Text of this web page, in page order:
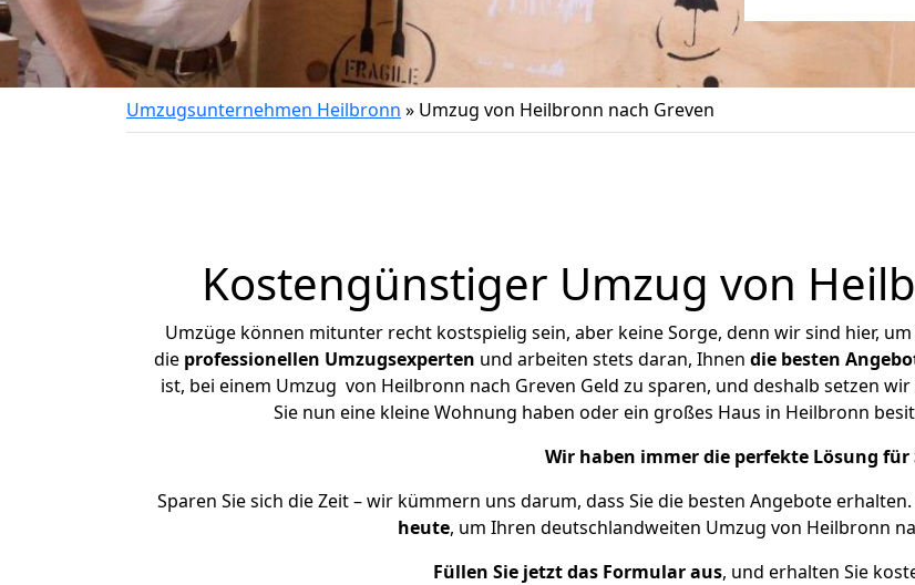
Umzugsunternehmen Heilbronn » Umzug von Heilbronn nach Greven
Kostengünstiger Umzug von
Umzüge können mitunter recht kostspielig sein, aber keine Sorge, denn wir sind hier,
die professionellen Umzugsexperten und arbeiten stets daran, Ihnen die besten
ist, bei einem Umzug von Heilbronn nach Greven Geld zu sparen, und deshalb setzen
Sie nun eine kleine Wohnung haben oder ein großes Haus in Heilbronn
Wir haben immer die perfekte Lösung für
Sparen Sie sich die Zeit – wir kümmern uns darum, dass Sie die besten Angebote erhalten.
heute, um Ihren deutschlandweiten Umzug von Heilbronn
Füllen Sie jetzt das Formular aus, und erhalten Sie